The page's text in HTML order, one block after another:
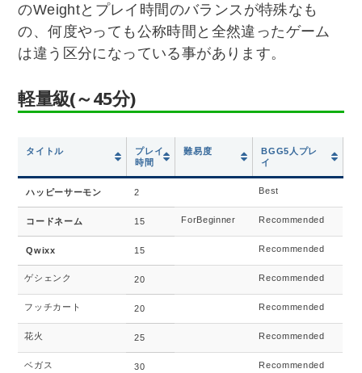
のWeightとプレイ時間のバランスが特殊なも
の、何度やっても公称時間と全然違ったゲーム
は違う区分になっている事があります。
軽量級(～45分)
タイトル
プレイ
時間
難易度
BGG5人プレ
イ
ハッピーサーモン 2 Best
コードネーム 15 ForBeginner Recommended
Qwixx 15 Recommended
ゲシェンク 20 Recommended
フッチカート 20 Recommended
花火 25 Recommended
ベガス 30 Recommended